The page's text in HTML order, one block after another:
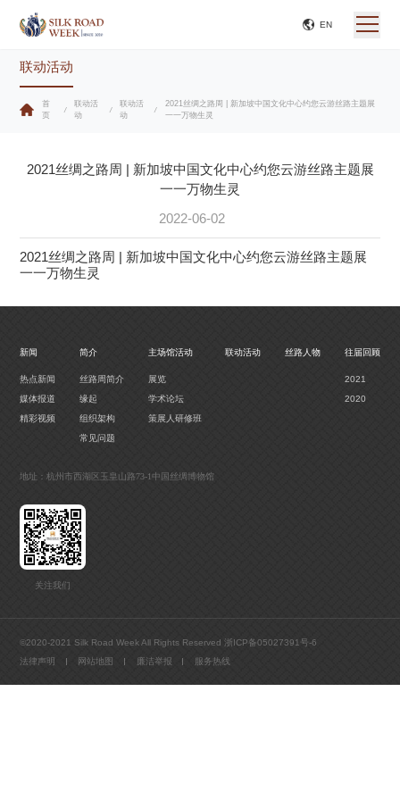
EN
联动活动
首
页
/
联动活
动
/
联动活
动
/
2021丝绸之路周 | 新加坡中国文化中心约您云游丝路主题展
一一万物生灵
2021丝绸之路周 | 新加坡中国文化中心约您云游丝路主题展
一一万物生灵
2022-06-02
2021丝绸之路周 | 新加坡中国文化中心约您云游丝路主题展
一一万物生灵
新闻
热点新闻
媒体报道
精彩视频
简介
丝路周简介
缘起
组织架构
常见问题
主场馆活动
展览
学术论坛
策展人研修班
联动活动 丝路人物 往届回顾
2021
2020
地址：杭州市西湖区玉皇山路73-1中国丝绸博物馆
关注我们
©2020-2021 Silk Road Week All Rights Reserved浙ICP备05027391号-6
法律声明
网站地图 廉洁举报 服务热线